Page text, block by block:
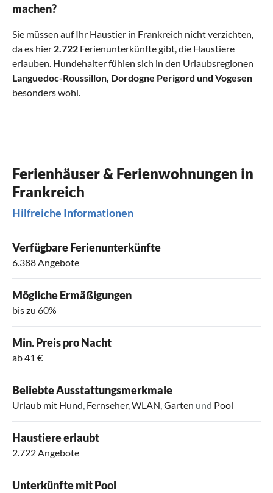
machen?
Sie müssen auf Ihr Haustier in Frankreich nicht verzichten,
da es hier 2.722 Ferienunterkünfte gibt, die Haustiere
erlauben. Hundehalter fühlen sich in den Urlaubsregionen
Languedoc-Roussillon, Dordogne Perigord und Vogesen
besonders wohl.
Ferienhäuser & Ferienwohnungen in
Frankreich
Hilfreiche Informationen
Verfügbare Ferienunterkünfte
6.388 Angebote
Mögliche Ermäßigungen
bis zu 60%
Min. Preis pro Nacht
ab 41 €
Beliebte Ausstattungsmerkmale
Urlaub mit Hund, Fernseher,WLAN,Garten und Pool
Haustiere erlaubt
2.722 Angebote
Unterkünfte mit Pool